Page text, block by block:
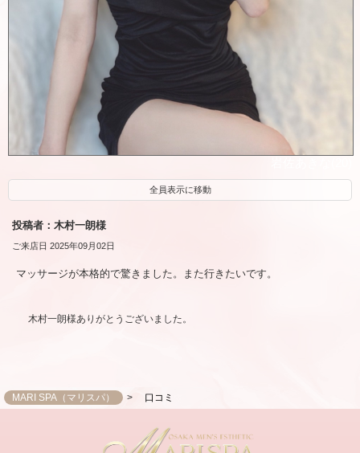
全員表示に移動
投稿者：木村一朗様
ご来店日 2025年09月02日
マッサージが本格的で驚きました。また行きたいです。
木村一朗様ありがとうございました。
MARI SPA（マリスパ） 口コミ